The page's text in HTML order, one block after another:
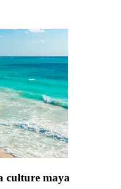
culture maya